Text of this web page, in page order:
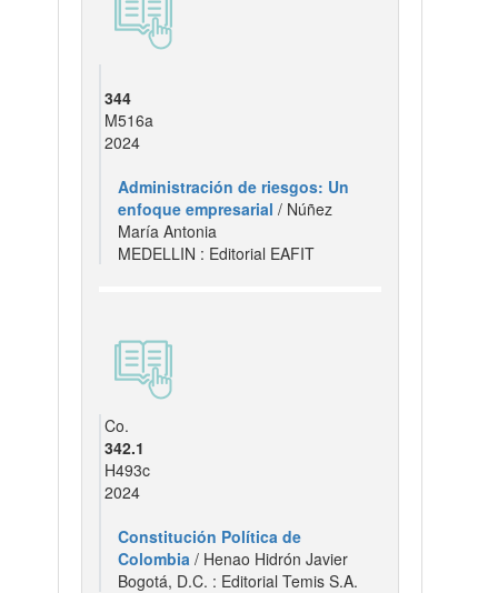
344
M516a
2024
Administración de riesgos: Un
enfoque empresarial / Núñez
María Antonia
MEDELLIN : Editorial EAFIT
Co.
342.1
H493c
2024
Constitución Política de
Colombia / Henao Hidrón Javier
Bogotá, D.C. : Editorial Temis S.A.